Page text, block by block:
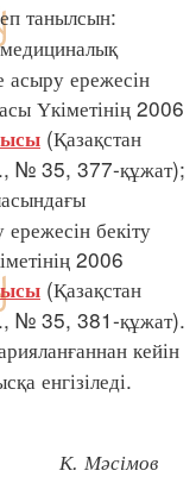
танылсын:
асыру ережесін
Үкіметінің 2006
(Қазақстан
№ 35, 377-құжат);
бекіту
2006
(Қазақстан
№ 35, 381-құжат).
кейін
енгізіледі.
Мәсімов